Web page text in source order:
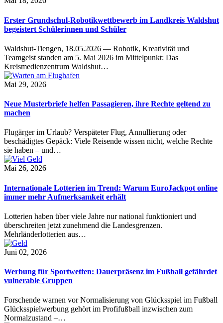
Erster Grundschul-Robotikwettbewerb im Landkreis Waldshut
begeistert Schülerinnen und Schüler
Waldshut-Tiengen, 18.05.2026 — Robotik, Kreativität und
Teamgeist standen am 5. Mai 2026 im Mittelpunkt: Das
Kreismedienzentrum Waldshut…
Mai 29, 2026
Neue Musterbriefe helfen Passagieren, ihre Rechte geltend zu
machen
Flugärger im Urlaub? Verspäteter Flug, Annullierung oder
beschädigtes Gepäck: Viele Reisende wissen nicht, welche Rechte
sie haben – und…
Mai 26, 2026
Internationale Lotterien im Trend: Warum EuroJackpot online
immer mehr Aufmerksamkeit erhält
Lotterien haben über viele Jahre nur national funktioniert und
überschreiten jetzt zunehmend die Landesgrenzen.
Mehrländerlotterien aus…
Juni 02, 2026
Werbung für Sportwetten: Dauerpräsenz im Fußball gefährdet
vulnerable Gruppen
Forschende warnen vor Normalisierung von Glücksspiel im Fußball
Glücksspielwerbung gehört im Profifußball inzwischen zum
Normalzustand –…